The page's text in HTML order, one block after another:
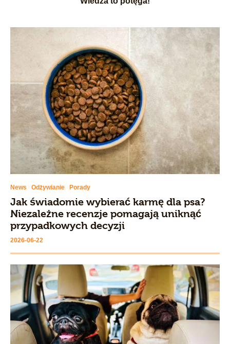
News Odżywianie Porady
Jak świadomie wybierać karmę dla psa?
Niezależne recenzje pomagają uniknąć
przypadkowych decyzji
2026-06-22